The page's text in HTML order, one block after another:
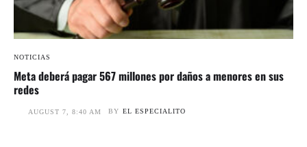
NOTICIAS
Meta deberá pagar 567 millones por daños a menores en sus
redes
AUGUST 7, 8:40 AM BY EL ESPECIALITO